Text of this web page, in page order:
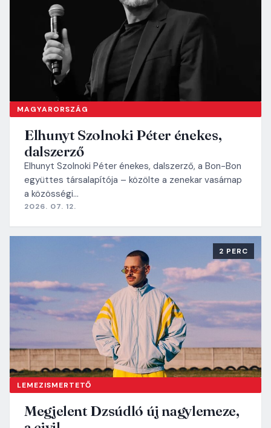
MAGYARORSZÁG
Elhunyt Szolnoki Péter énekes,
dalszerző
Elhunyt Szolnoki Péter énekes, dalszerző, a Bon-Bon
együttes társalapítója – közölte a zenekar vasárnap
a közösségi…
2026. 07. 12.
LEMEZISMERTETŐ
2 PERC
Megjelent Dzsúdló új nagylemeze,